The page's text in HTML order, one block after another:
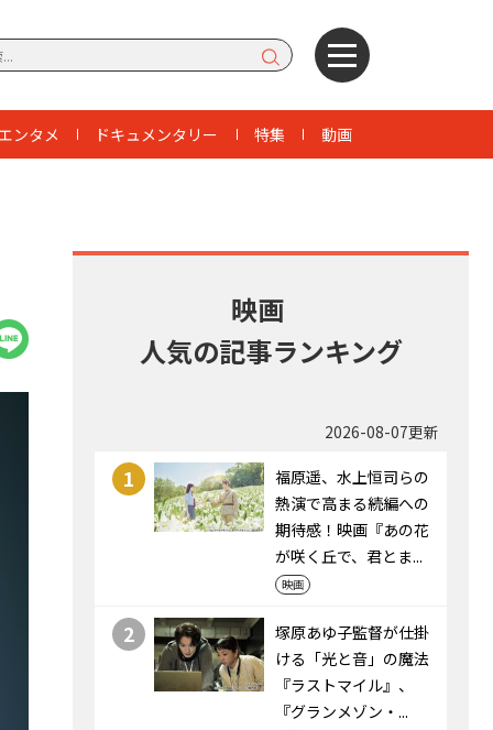
ンタメ ドキュメンタリー 特集 動画
映画
人気の記事ランキング
2026-08-07更新
1
福原遥、水上恒司らの
熱演で高まる続編への
期待感！映画『あの花
が咲く丘で、君とま...
映画
2
塚原あゆ子監督が仕掛
ける「光と音」の魔法
――『ラストマイル』、
『グランメゾン・...